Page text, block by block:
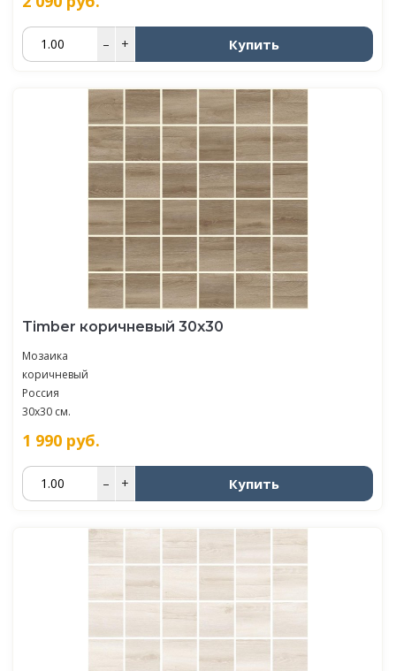
– + Купить
Timber коричневый 30х30
Мозаика
коричневый
Россия
30x30 см.
1 990 руб.
– + Купить